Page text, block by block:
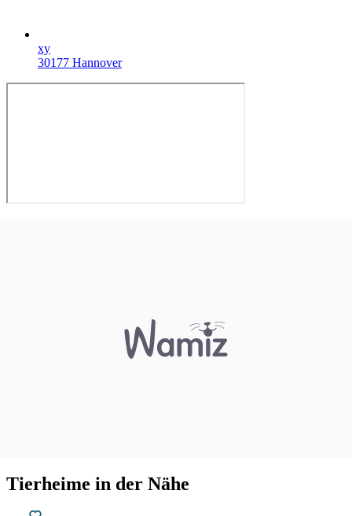
xy
30177 Hannover
Tierheime in der Nähe